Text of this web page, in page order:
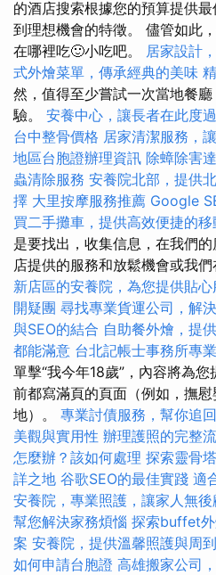
的酒店搜索根據您的預算提供
到理想機會的特徵。 儘管如此
在哪裡吃🙂小吃吧。 居家設計
式外燴菜單，傳承經典的美味
然，值得至少嘗試一次當地餐
驗。 安養中心，讓長者在此度
台中整骨價格 居家清潔服務，
地區台胞證辦理資訊 除蟑除害
蟲清除服務 安養院北部，提供
擇 大里按摩服務推薦 Google
買二手攤車，提供高效便捷的
是要找出，收集信息，在我們
店提供的服務和放鬆機會或我們
新店區的安養院，為您提供貼心
開疑團 尋找專業貨運公司，解
與SEO的結合 自助餐外燴，提
都能滿意 台北記帳士事務所專
單擊“我今年18歲”，內容將為
前都寫滿頁的頁面（例如，撫
地）。 專業討債服務，幫你追
美觀與實用性 辦理護照的完整
怎麼辦？該如何處理 探索靈骨
詳之地 谷歌SEO的最佳實踐 適
安養院，專業照護，讓家人無後
幫您解決家務煩惱 探索buffet
案 安養院，提供溫馨照護與周
如何申請台胞證 高雄搬家公司